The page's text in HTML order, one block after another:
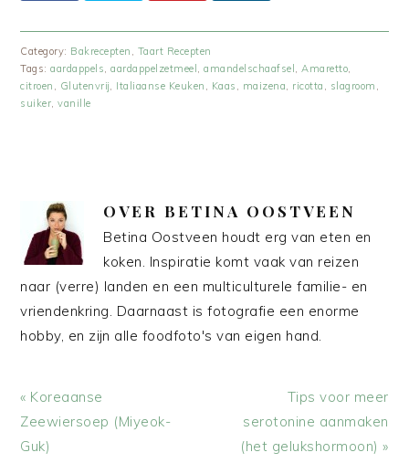
Category: Bakrecepten , Taart Recepten
Tags:aardappels,aardappelzetmeel ,amandelschaafsel ,Amaretto,
citroen , Glutenvrij, Italiaanse Keuken , Kaas , maizena, ricotta , slagroom ,
suiker,vanille
OVER BETINA OOSTVEEN
Betina Oostveen houdt erg van eten en
koken. Inspiratie komt vaak van reizen
naar (verre) landen en een multiculturele familie- en
vriendenkring. Daarnaast is fotografie een enorme
hobby, en zijn alle foodfoto's van eigen hand.
Vorig
bericht:
« Koreaanse
Zeewiersoep (Miyeok-
Guk)
Volgend
bericht:
Tips voor meer
serotonine aanmaken
(het gelukshormoon) »